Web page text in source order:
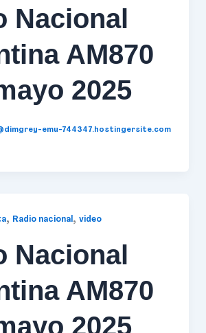
Nacional
AM870
2025
emu-744347.hostingersite.com
, Radio nacional , video
Nacional
AM870
2025